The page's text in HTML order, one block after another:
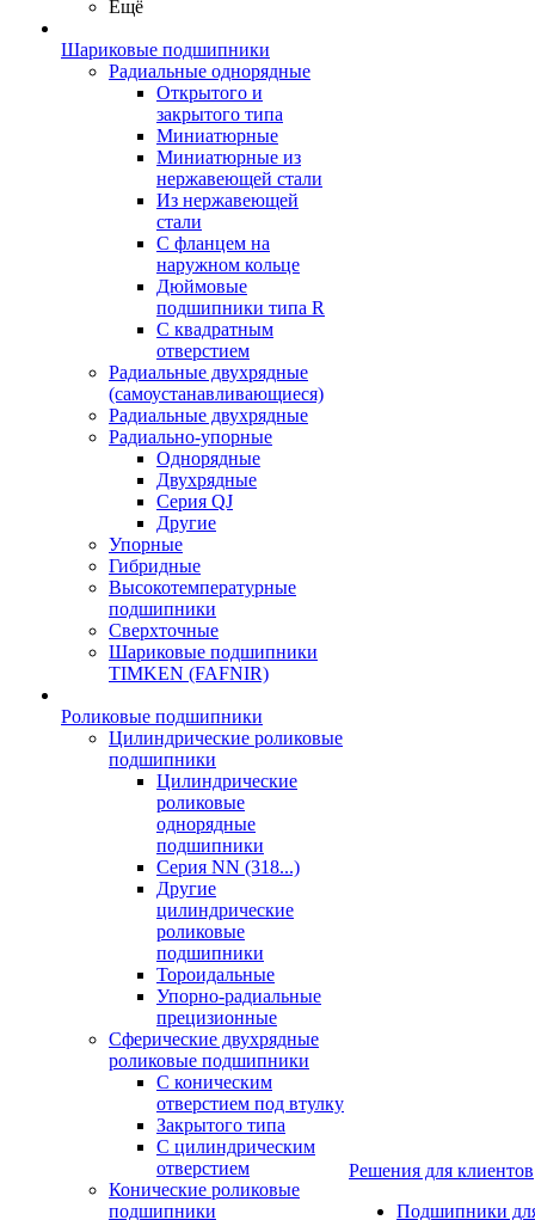
Ещё
Шариковые подшипники
Радиальные однорядные
Открытого и
закрытого типа
Миниатюрные
Миниатюрные из
нержавеющей стали
Из нержавеющей
стали
С фланцем на
наружном кольце
Дюймовые
подшипники типа R
С квадратным
отверстием
Радиальные двухрядные
(самоустанавливающиеся)
Радиальные двухрядные
Радиально-упорные
Однорядные
Двухрядные
Серия QJ
Другие
Упорные
Гибридные
Высокотемпературные
подшипники
Сверхточные
Шариковые подшипники
TIMKEN (FAFNIR)
Роликовые подшипники
Цилиндрические роликовые
подшипники
Цилиндрические
роликовые
однорядные
подшипники
Серия NN (318...)
Другие
цилиндрические
роликовые
подшипники
Тороидальные
Упорно-радиальные
прецизионные
Сферические двухрядные
роликовые подшипники
С коническим
отверстием под втулку
Закрытого типа
С цилиндрическим
отверстием
Конические роликовые
подшипники
Решения для клиентов
Подшипники